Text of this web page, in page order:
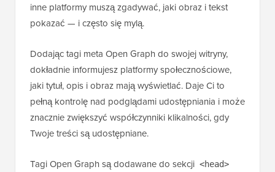
inne platformy muszą zgadywać, jaki obraz i tekst
pokazać — i często się mylą.
Dodając tagi meta Open Graph do swojej witryny,
dokładnie informujesz platformy społecznościowe,
jaki tytuł, opis i obraz mają wyświetlać. Daje Ci to
pełną kontrolę nad podglądami udostępniania i może
znacznie zwiększyć współczynniki klikalności, gdy
Twoje treści są udostępniane.
Tagi Open Graph są dodawane do sekcji <head>